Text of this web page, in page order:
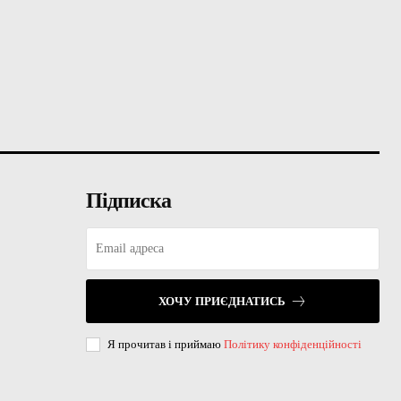
Підписка
ХОЧУ ПРИЄДНАТИСЬ
Я прочитав і приймаю Політику конфіденційності